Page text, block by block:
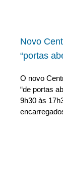
Novo
“portas
O novo
“de portas
9h30 às